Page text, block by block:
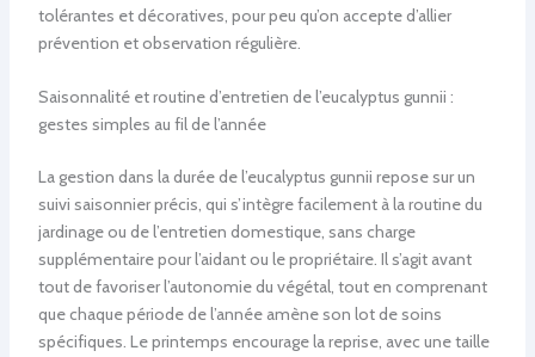
tolérantes et décoratives, pour peu qu’on accepte d’allier
prévention et observation régulière.
Saisonnalité et routine d’entretien de l’eucalyptus gunnii :
gestes simples au fil de l’année
La gestion dans la durée de l’eucalyptus gunnii repose sur un
suivi saisonnier précis, qui s’intègre facilement à la routine du
jardinage ou de l’entretien domestique, sans charge
supplémentaire pour l’aidant ou le propriétaire. Il s’agit avant
tout de favoriser l’autonomie du végétal, tout en comprenant
que chaque période de l’année amène son lot de soins
spécifiques. Le printemps encourage la reprise, avec une taille